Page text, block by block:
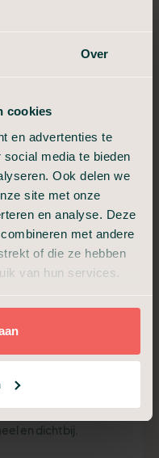
Over
cookies
en advertenties te
media te bieden
Ook delen we
site met onze
en analyse. Deze
met andere
of die ze hebben
van hun services.
pakketten.
en dichtbij.